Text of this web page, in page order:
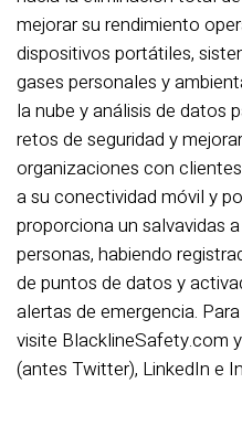
mejorar su rendimiento
dispositivos portátiles,
gases personales y
la nube y análisis de datos
retos de seguridad y
organizaciones con
a su conectividad móvil y
proporciona un salvavidas
personas, habiendo
de puntos de datos y
alertas de emergencia.
visite BlacklineSafety.com
(antes Twitter), LinkedIn e